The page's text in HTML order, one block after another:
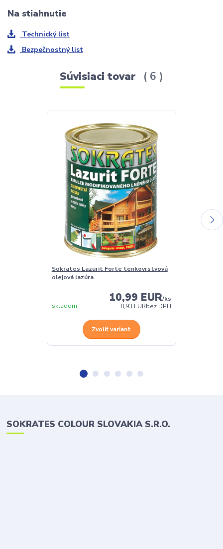
Na stiahnutie
Technický list
Bezpečnostný list
Súvisiaci tovar 6
Sokrates Lazurit Forte tenkovrstvová
olejová lazúra
10,99 EUR/ks
8,93 EURbez DPH
skladom
Zvoliť variant
SOKRATES COLOUR SLOVAKIA S.R.O.